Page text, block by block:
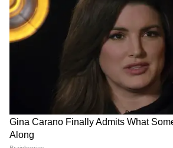
हिरोशिमा बरसी: भारतीय राजदूत
नगमा मल्लिक ने पीड़ितों को दी
देवेश उत्तम
के नए
तैनात
LATEST VIDEOS
जंतर-मंतर वाले Mohammad Junaid
गए Jharkhand, सुनिए क्या कहा...